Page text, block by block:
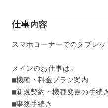
仕事内容
スマホコーナーでのタブレ
メインのお仕事は↓
■機種・料金プラン案内
■新規契約・機種変更の手続き
■事務手続き